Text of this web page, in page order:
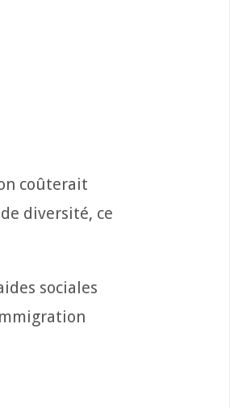
coûterait
diversité, ce
sociales